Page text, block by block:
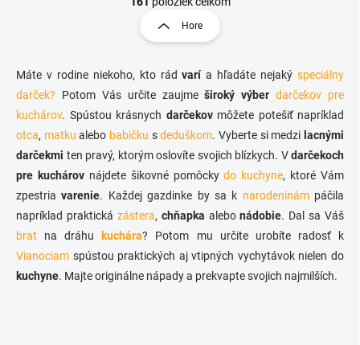
á
d
c
i
e
p
r
v
y
v
ý
p
i
s
u
r
á
k
o
v
a
n
i
e
Hore
Máte v rodine niekoho, kto rádvaría hľadáte nejakýspeciálny
darček? Potom Vás určite zaujmeširoký výber darčekov pre
kuchárov. Spústou krásnych darčekovmôžete potešiť napríklad
otca, matku alebo babičku sdeduškom. Vyberte si medzi lacnými
darčekmi ten pravý, ktorým oslovíte svojich blízkych. Vdarčekoch
pre kuchárovnájdete šikovné pomôckydo kuchyne, ktoré Vám
zpestriavarenie. Každej gazdinke by sa k narodeninámpáčila
napríklad praktická zástera, chňapka alebonádobie. Dal sa Váš
brat na dráhu kuchára? Potom mu určite urobíte radosť k
Vianociam spústou praktických aj vtipných vychytávok nielen do
kuchyne. Majte originálne nápady a prekvapte svojich najmilších.